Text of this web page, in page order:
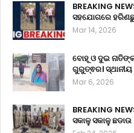
BREAKING
ସହଯୋଗରେ
Mar 14, 2026
ବୋହୂ ଓ ଦୁଇ
ଗୁରୁତ୍ଵର। ସ୍ଥାନୀୟ
Mar 6, 2026
BREAKING
ସକାଳୁ ସକାଳୁ ଛଡାଉ